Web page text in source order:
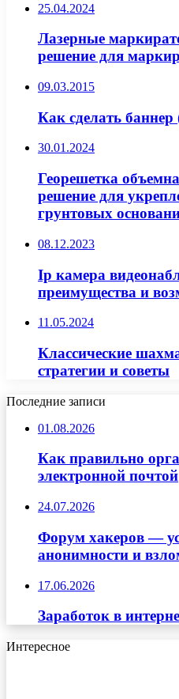
25.04.2024
Лазерные
решение для
09.03.2015
Как сделать
30.01.2024
Георешетка
решение для
грунтовых
08.12.2023
Ip камера
преимущества и
11.05.2024
Классические
стратегии и советы
Последние записи
01.08.2026
Как правильно
электронной почтой
24.07.2026
Форум хакеров —
анонимности и
17.06.2026
Заработок в
Интересное